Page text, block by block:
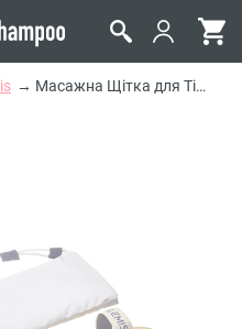
Масажна Щітка для Тіла Elemis Body Detox Skin Brush